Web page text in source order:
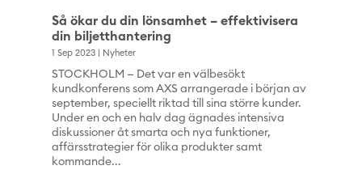
Så ökar du din lönsamhet – effektivisera
din biljetthantering
1 Sep 2023| Nyheter
STOCKHOLM — Det var en välbesökt
kundkonferens som AXS arrangerade i början av
september, speciellt riktad till sina större kunder.
Under en och en halv dag ägnades intensiva
diskussioner åt smarta och nya funktioner,
affärsstrategier för olika produkter samt
kommande...